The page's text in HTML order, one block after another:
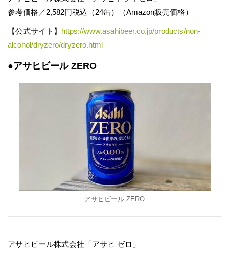
参考価格／2,582円税込（24缶）（Amazon販売価格）
【公式サイト】 https://www.asahibeer.co.jp/products/non-
alcohol/dryzero/dryzero.html
●アサヒビール ZERO
アサヒビール ZERO
アサヒビール株式会社「アサヒ ゼロ」